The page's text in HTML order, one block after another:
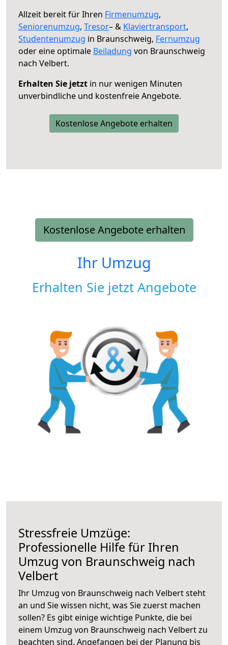
Allzeit bereit für Ihren Firmenumzug,
Seniorenumzug, Tresor– & Klaviertransport,
Studentenumzug in Braunschweig, Fernumzug
oder eine optimale Beiladung von Braunschweig
nach Velbert.
Erhalten Sie jetzt in nur wenigen Minuten
unverbindliche und kostenfreie Angebote.
Kostenlose Angebote erhalten
Kostenlose Angebote erhalten
Ihr Umzug
Erhalten Sie jetzt Angebote
Stressfreie Umzüge:
Professionelle Hilfe für Ihren
Umzug von Braunschweig nach
Velbert
Ihr Umzug von Braunschweig nach Velbert steht
an und Sie wissen nicht, was Sie zuerst machen
sollen? Es gibt einige wichtige Punkte, die bei
einem Umzug von Braunschweig nach Velbert zu
beachten sind. Angefangen bei der Planung bis